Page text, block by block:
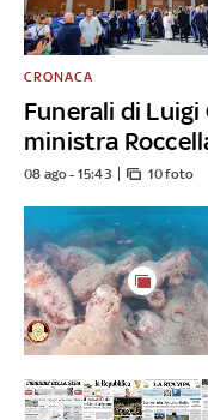
Funerali di
ministra
CRONACA
08 ago - 15:43 10 foto